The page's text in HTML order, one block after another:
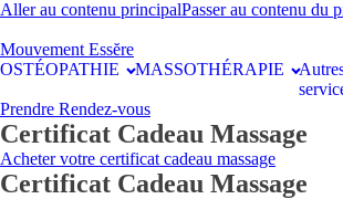
Aller au contenu principalPasser au contenu du
Mouvement Essĕre
OSTÉOPATHIE
MASSOTHÉRAPIE
Prendre Rendez-vous
Certificat Cadeau Massage
Acheter votre certificat cadeau massage
Certificat Cadeau Massage